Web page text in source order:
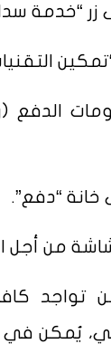
الدفع
تواجد
يُمكن في